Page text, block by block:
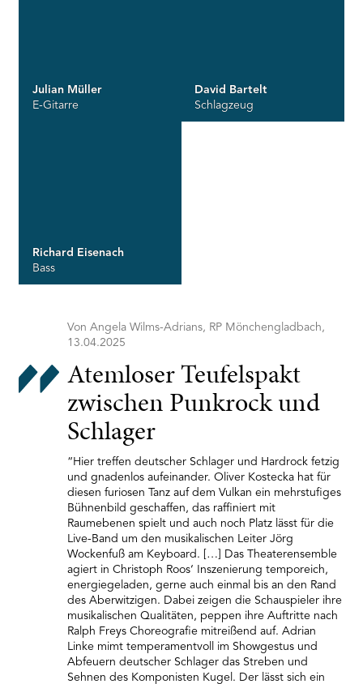
Julian Müller
E-Gitarre
David Bartelt
Schlagzeug
Richard Eisenach
Bass
Von Angela Wilms-Adrians, RP Mönchengladbach,
13.04.2025
Atemloser Teufelspakt
zwischen Punkrock und
Schlager
“Hier treffen deutscher Schlager und Hardrock fetzig
und gnadenlos aufeinander. Oliver Kostecka hat für
diesen furiosen Tanz auf dem Vulkan ein mehrstufiges
Bühnenbild geschaffen, das raffiniert mit
Raumebenen spielt und auch noch Platz lässt für die
Live-Band um den musikalischen Leiter Jörg
Wockenfuß am Keyboard. […] Das Theaterensemble
agiert in Christoph Roos‘ Inszenierung temporeich,
energiegeladen, gerne auch einmal bis an den Rand
des Aberwitzigen. Dabei zeigen die Schauspieler ihre
musikalischen Qualitäten, peppen ihre Auftritte nach
Ralph Freys Choreografie mitreißend auf. Adrian
Linke mimt temperamentvoll im Showgestus und
Abfeuern deutscher Schlager das Streben und
Sehnen des Komponisten Kugel. Der lässt sich ein